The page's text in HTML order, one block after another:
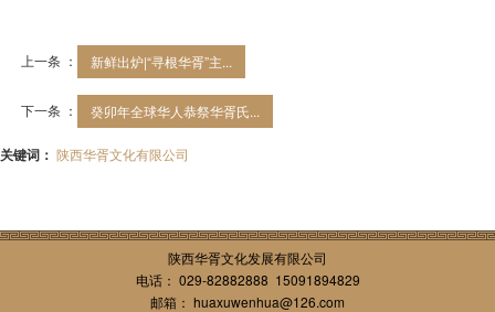
上一条 ： 新鲜出炉|“寻根华胥”主...
下一条 ： 癸卯年全球华人恭祭华胥氏...
关键词： 陕西华胥文化有限公司
陕西华胥文化发展有限公司
电话： 029-82882888 15091894829
邮箱： huaxuwenhua@126.com